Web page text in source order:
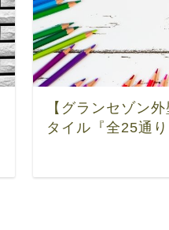
【グランセゾン
タイル『全25通